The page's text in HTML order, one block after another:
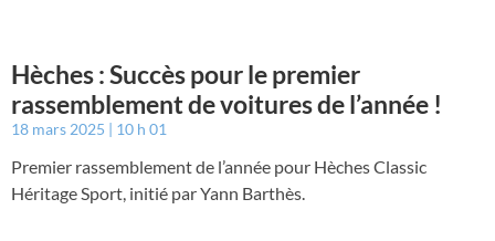
Hèches : Succès pour le premier
rassemblement de voitures de l’année !
18 mars 2025 10 h 01
Premier rassemblement de l’année pour Hèches Classic
Héritage Sport, initié par Yann Barthès.